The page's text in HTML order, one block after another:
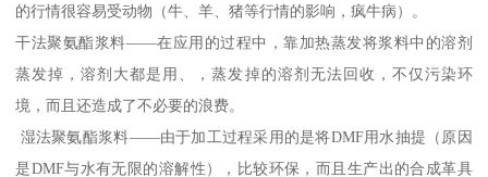
的行情很容易受动物（牛、羊、猪等行情的影响，疯牛病）。
干法聚氨酯浆料——在应用的过程中，靠加热蒸发将浆料中的溶剂
蒸发掉，溶剂大都是用、，蒸发掉的溶剂无法回收，不仅污染环
境，而且还造成了不必要的浪费。
湿法聚氨酯浆料——由于加工过程采用的是将DMF用水抽提（原因
是DMF与水有无限的溶解性），比较环保，而且生产出的合成革具